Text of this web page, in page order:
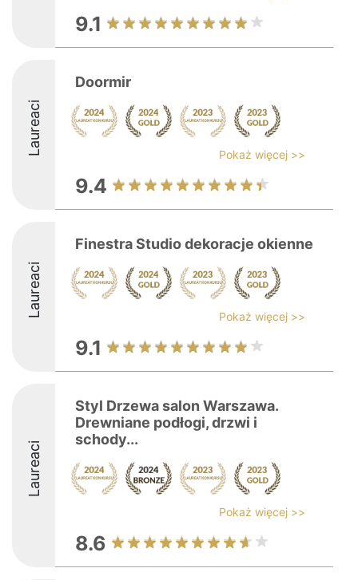
9.1
Laureaci
Doormir
Pokaż więcej >>
9.4
Laureaci
Finestra Studio dekoracje okienne
Pokaż więcej >>
9.1
Laureaci
Styl Drzewa salon Warszawa.
Drewniane podłogi, drzwi i
schody...
Pokaż więcej >>
8.6